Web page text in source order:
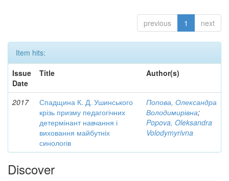
previous 1 next
Item hits:
Issue
Date
Title Author(s)
2017
Спадщина К. Д. Ушинського
крізь призму педагогічних
детермінант навчання і
виховання майбутніх
синологів
Попова, Олександра
Володимирівна;
Popova, Oleksandra
Volodymyrivna
Discover